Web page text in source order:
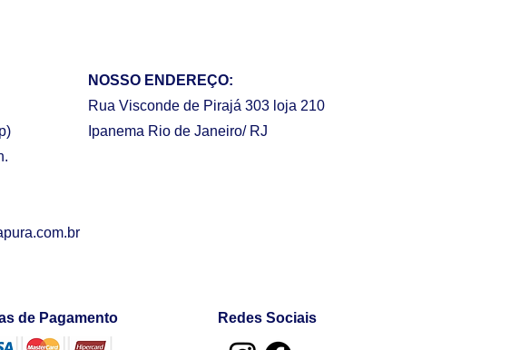
NOSSO ENDEREÇO:
Rua Visconde de Pirajá 303 loja 210
Ipanema Rio de Janeiro/ RJ
de Pagamento Redes Sociais